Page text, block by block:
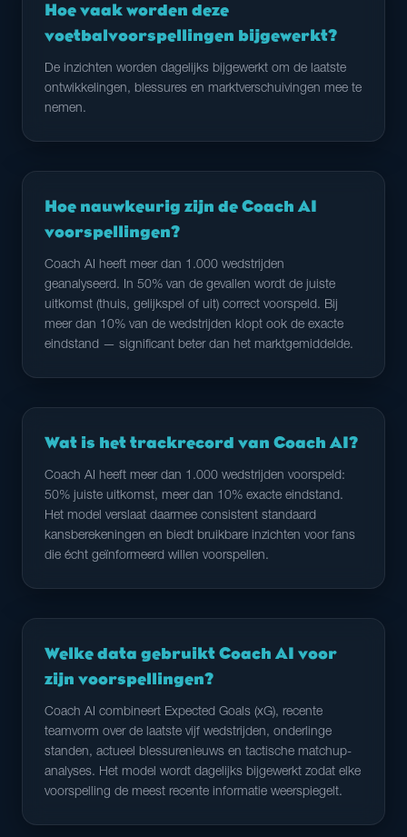
Hoe vaak worden deze
voetbalvoorspellingen bijgewerkt?
De inzichten worden dagelijks bijgewerkt om de laatste
ontwikkelingen, blessures en marktverschuivingen mee te
nemen.
Hoe nauwkeurig zijn de Coach AI
voorspellingen?
Coach AI heeft meer dan 1.000 wedstrijden
geanalyseerd. In 50% van de gevallen wordt de juiste
uitkomst (thuis, gelijkspel of uit) correct voorspeld. Bij
meer dan 10% van de wedstrijden klopt ook de exacte
eindstand — significant beter dan het marktgemiddelde.
Wat is het trackrecord van Coach AI?
Coach AI heeft meer dan 1.000 wedstrijden voorspeld:
50% juiste uitkomst, meer dan 10% exacte eindstand.
Het model verslaat daarmee consistent standaard
kansberekeningen en biedt bruikbare inzichten voor fans
die écht geïnformeerd willen voorspellen.
Welke data gebruikt Coach AI voor
zijn voorspellingen?
Coach AI combineert Expected Goals (xG), recente
teamvorm over de laatste vijf wedstrijden, onderlinge
standen, actueel blessurenieuws en tactische matchup-
analyses. Het model wordt dagelijks bijgewerkt zodat elke
voorspelling de meest recente informatie weerspiegelt.